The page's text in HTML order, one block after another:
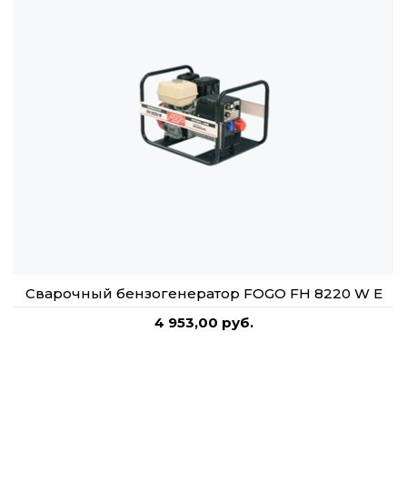
Сварочный бензогенератор FOGO FH 8220 W Е
4 953,00 руб.